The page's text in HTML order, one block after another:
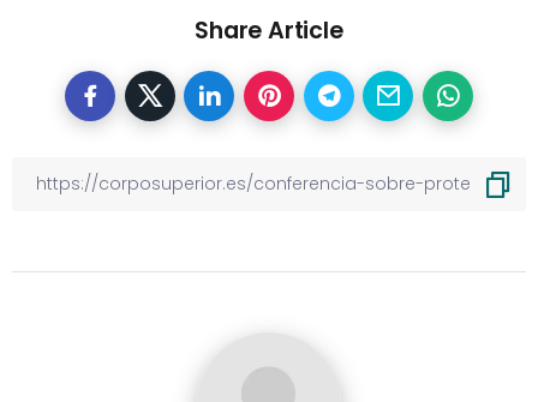
Share Article